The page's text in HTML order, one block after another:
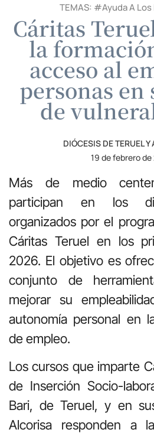
TEMAS: #Ayuda A
Cáritas
la
acceso al
personas en
de
DIÓCESIS DE TERUEL Y
19 de febrero
Más de medio
participan en los
organizados por el
Cáritas Teruel en los
2026. El objetivo es
conjunto de
mejorar su
autonomía personal en
de empleo.
Los cursos que imparte
de Inserción Socio-
Bari, de Teruel, y en
Alcorisa responden a